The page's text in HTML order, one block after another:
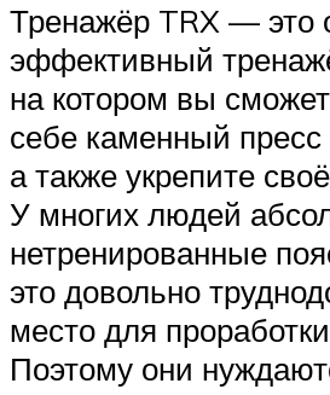
Тренажёр TRX — это
эффективный
на котором вы
себе каменный
а также укрепите
У многих людей
нетренированные
это довольно
место для
Поэтому они